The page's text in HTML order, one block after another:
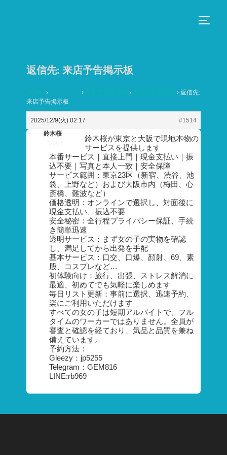
返信先: 来店予告掲示板
HOME › フォーラム › 来店予告掲示板 › 来店予告掲示板 › 返信先:
来店予告掲示板
2025/12/9(火) 02:17
#1514
鈴木桜
鈴木桜が東京と大阪で現地本物の
サービスを提供します
本番サービス｜直接上門｜現金支払い｜振
込不要｜写真と本人一致｜安全保障
サービス範囲：東京23区（新宿、渋谷、池
袋、上野など）および大阪市内（梅田、心
斎橋、難波など）
価格透明：オンラインで選択し、対面後に
現金支払い、振込不要
安全秘密：全行程プライバシー保証、手続
き簡単迅速
透明サービス：まず女の子の実物を確認
し、満足してから出発を手配
基本サービス：口交、口爆、顔射、69、素
股、コスプレなど…
初体験向け：旅行、出張、ストレス解消に
最適、初めてでも気軽に楽しめます
毎日リスト更新：事前に選択、迅速予約、
楽にご利用いただけます
すべての女の子は短期アルバイトで、フル
タイムのワーカーではありません。全員が
審査と確認を経ており、気品と品質を兼ね
備えています。
予約方法：
Gleezy：jp5255
Telegram：GEM816
LINE:rb969